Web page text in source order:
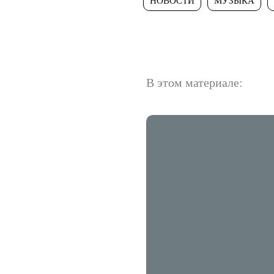
В этом материале: